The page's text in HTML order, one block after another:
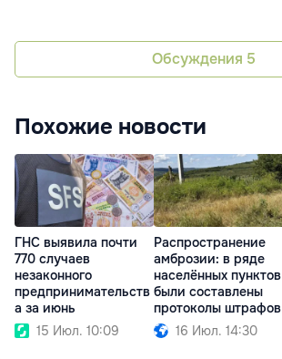
Обсуждения 5
Похожие новости
ГНС выявила почти
770 случаев
незаконного
предпринимательств
а за июнь
15 Июл. 10:09
Распространение
амброзии: в ряде
населённых пунктов
были составлены
протоколы штрафов
16 Июл. 14:30